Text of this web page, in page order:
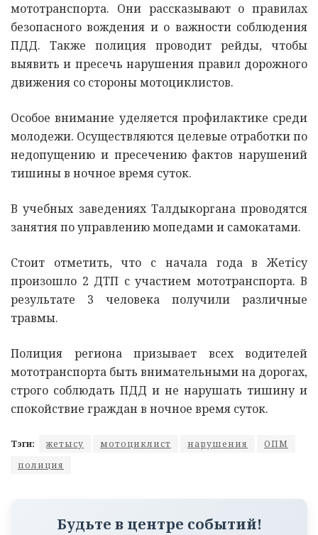
мототранспорта. Они рассказывают о правилах
безопасного вождения и о важности соблюдения
ПДД. Также полиция проводит рейды, чтобы
выявить и пресечь нарушения правил дорожного
движения со стороны мотоциклистов.
Особое внимание уделяется профилактике среди
молодежи. Осуществляются целевые отработки по
недопущению и пресечению фактов нарушений
тишины в ночное время суток.
В учебных заведениях Талдыкоргана проводятся
занятия по управлению мопедами и самокатами.
Стоит отметить, что с начала года в Жетісу
произошло 2 ДТП с участием мототранспорта. В
результате 3 человека получили различные
травмы.
Полиция региона призывает всех водителей
мототранспорта быть внимательными на дорогах,
строго соблюдать ПДД и не нарушать тишину и
спокойствие граждан в ночное время суток.
Тэги: жетысу мотоциклист нарушения
ОПМ
полиция
Будьте в центре событий!